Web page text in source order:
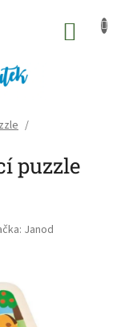
/
puzzle
Janod